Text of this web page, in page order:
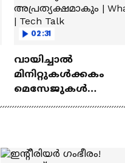
02:31
വായിച്ചാൽ
മിനിറ്റുകൾക്കകം
മെസേജുകള്‍